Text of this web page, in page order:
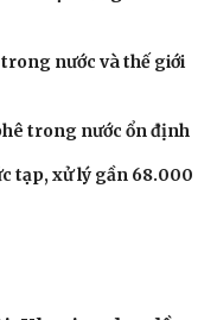
yêu - Gia đình
xã, phường không